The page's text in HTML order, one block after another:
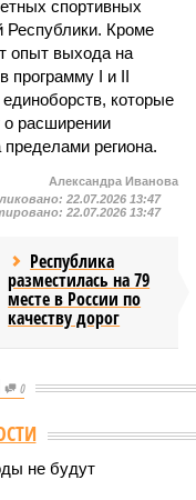
спортивных
Республики. Кроме
опыт выхода на
программу I и II
которые
о расширении
пределами региона.
Александра Иванова
22.07.2026 13:47
22.07.2026 13:47
Республика
разместилась на 79
месте в России по
качеству дорог
0
не будут